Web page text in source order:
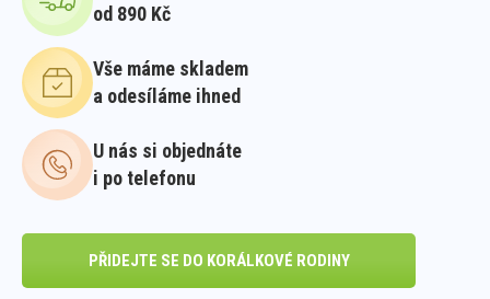
od 890 Kč
Vše máme skladem
a odesíláme ihned
U nás si objednáte
i po telefonu
PŘIDEJTE SE DO KORÁLKOVÉ RODINY